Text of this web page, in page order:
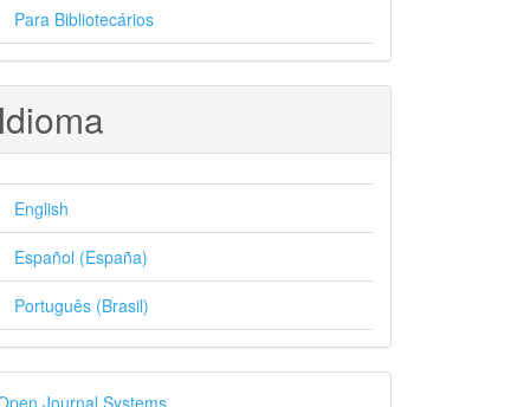
Para Bibliotecários
English
Español (España)
Português (Brasil)
Journal Systems